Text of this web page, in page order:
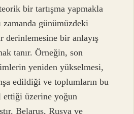
bir tartışma yapmakla
zamanda günümüzdeki
derinlemesine bir anlayış
tanır. Örneğin, son
yeniden yükselmesi,
edildiği ve toplumların bu
ettiği üzerine yoğun
Belarus, Rusya ve